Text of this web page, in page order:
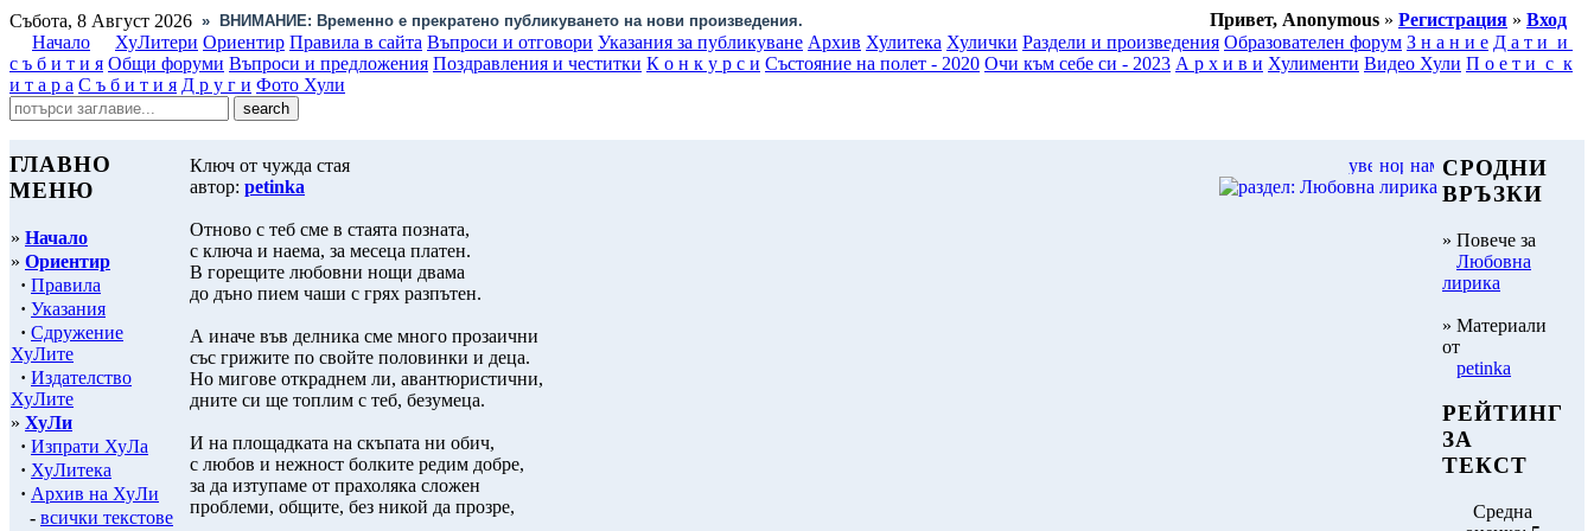
Събота, 8 Август 2026 » ВНИМАНИЕ: Временно е прекратено публикуването на нови произведения. Привет, Anonymous » Регистрация » Вход
Начало
ХуЛитери Ориентир Правила в сайта Въпроси и отговори Указания за публикуване Архив Хулитека Хулички Раздели и произведения Образователен форум З н а н и е Д а т и и
с ъ б и т и я Общи форуми Въпроси и предложения Поздравления и честитки К о н к у р с и Състояние на полет - 2020 Очи към себе си - 2023 А р х и в и Хулименти Видео Хули П о е т и с к
и т а р а С ъ б и т и я Д р у г и Фото Хули
ГЛАВНО
МЕНЮ
» Начало
» Ориентир
· Правила
· Указания
· Сдружение
ХуЛите
· Издателство
ХуЛите
» ХуЛи
· Изпрати ХуЛа
· ХуЛитека
· Архив на ХуЛи
- всички текстове
Ключ от чужда стая
автор: petinka
Отново с теб сме в стаята позната,
с ключа и наема, за месеца платен.
В горещите любовни нощи двама
до дъно пием чаши с грях разпътен.
А иначе във делника сме много прозаични
със грижите по свойте половинки и деца.
Но мигове откраднем ли, авантюристични,
дните си ще топлим с теб, безумеца.
И на площадката на скъпата ни обич,
с любов и нежност болките редим добре,
за да изтупаме от прахоляка сложен
проблеми, общите, без никой да прозре,
СРОДНИ
ВРЪЗКИ
» Повече за
Любовна
лирика
» Материали
от
petinka
РЕЙТИНГ
ЗА
ТЕКСТ
Средна